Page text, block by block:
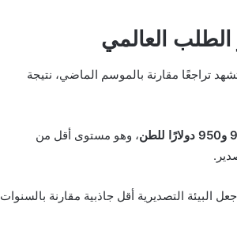
العالمي
تراجعًا مقارنة بالموسم الماضي، نتيجة
، وهو مستوى أقل من
البيئة التصديرية أقل جاذبية مقارنة بالسنوات